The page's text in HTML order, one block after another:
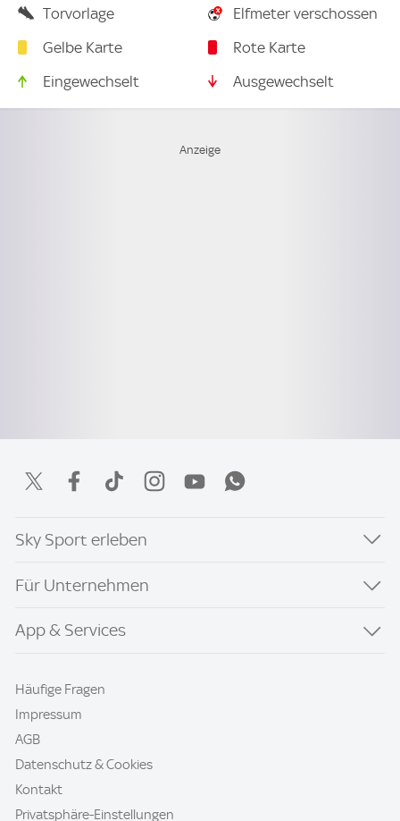
Torvorlage
Elfmeter verschossen
Gelbe Karte
Rote Karte
Eingewechselt
Ausgewechselt
Sky Sport erleben
Für Unternehmen
App & Services
Häufige Fragen
Impressum
AGB
Datenschutz & Cookies
Kontakt
Privatsphäre-Einstellungen